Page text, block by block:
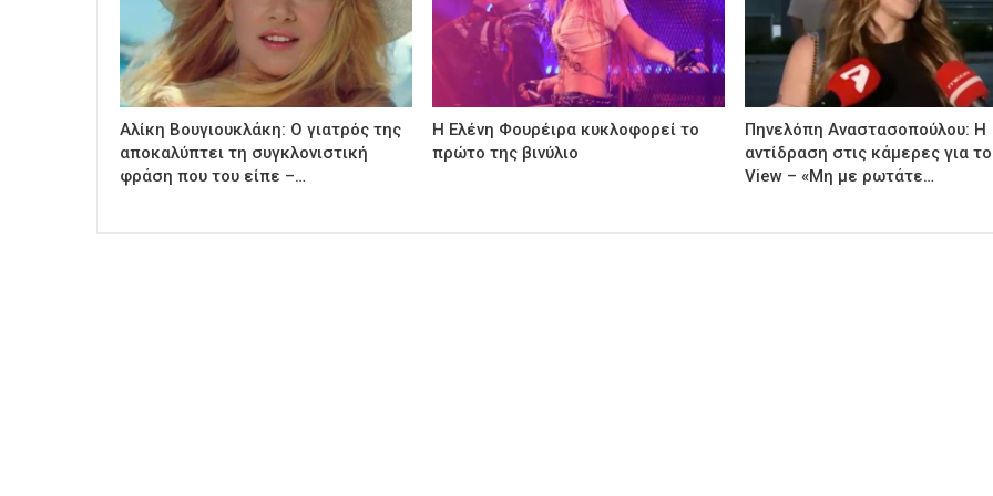
Αλίκη Βουγιουκλάκη: Ο γιατρός της
αποκαλύπτει τη συγκλονιστική
φράση που του είπε –…
Η Ελένη Φουρέιρα κυκλοφορεί το
πρώτο της βινύλιο
Πηνελόπη Αναστασοπούλου: Η
αντίδραση στις κάμερες για
View – «Μη με ρωτάτε…